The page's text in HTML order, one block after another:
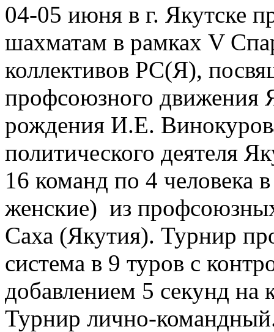
04-05 июня в г. Якутске
шахматам в рамках V
коллективов РС(Я),
профсоюзного движения
рождения И.Е.
политического деятеля
16 команд по 4 человека
женские) из
Саха (Якутия). Турнир
система в 9 туров с
добавлением 5 секунд на
Турнир лично-